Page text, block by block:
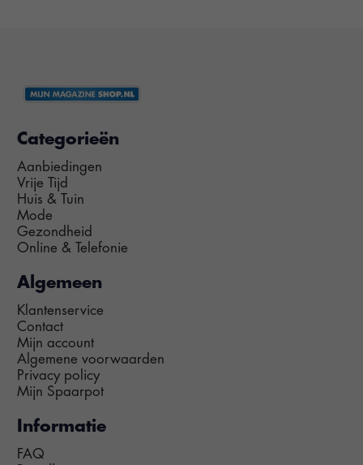
Categorieën
Aanbiedingen
Vrije Tijd
Huis & Tuin
Mode
Gezondheid
Online & Telefonie
Algemeen
Klantenservice
Contact
Mijn account
Algemene voorwaarden
Privacy policy
Mijn Spaarpot
Informatie
FAQ